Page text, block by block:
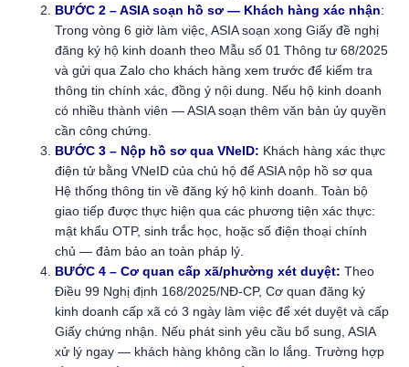
BƯỚC 2 – ASIA soạn hồ sơ — Khách hàng xác nhận:
Trong vòng 6 giờ làm việc, ASIA soạn xong Giấy đề nghị
đăng ký hộ kinh doanh theo Mẫu số 01 Thông tư 68/2025
và gửi qua Zalo cho khách hàng xem trước để kiểm tra
thông tin chính xác, đồng ý nội dung. Nếu hộ kinh doanh
có nhiều thành viên — ASIA soạn thêm văn bản ủy quyền
cần công chứng.
BƯỚC 3 – Nộp hồ sơ qua VNeID: Khách hàng xác thực
điện tử bằng VNeID của chủ hộ để ASIA nộp hồ sơ qua
Hệ thống thông tin về đăng ký hộ kinh doanh. Toàn bộ
giao tiếp được thực hiện qua các phương tiện xác thực:
mật khẩu OTP, sinh trắc học, hoặc số điện thoại chính
chủ — đảm bảo an toàn pháp lý.
BƯỚC 4 – Cơ quan cấp xã/phường xét duyệt: Theo
Điều 99 Nghị định 168/2025/NĐ-CP, Cơ quan đăng ký
kinh doanh cấp xã có 3 ngày làm việc để xét duyệt và cấp
Giấy chứng nhận. Nếu phát sinh yêu cầu bổ sung, ASIA
xử lý ngay — khách hàng không cần lo lắng. Trường hợp